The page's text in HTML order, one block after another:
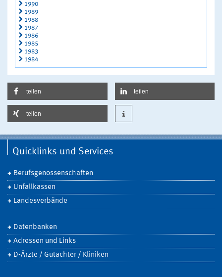
1990
1989
1988
1987
1986
1985
1983
1984
teilen teilen
teilen
Quicklinks und Services
Berufsgenossenschaften
Unfallkassen
Landesverbände
Datenbanken
Adressen und Links
D-Ärzte / Gutachter / Kliniken